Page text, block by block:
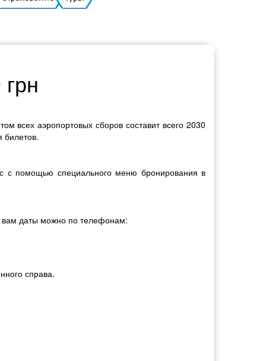
всех аэропортовых сборов составит всего 2030
билетов.
с помощью специального меню бронирования в
вам даты можно по телефонам:
справа.